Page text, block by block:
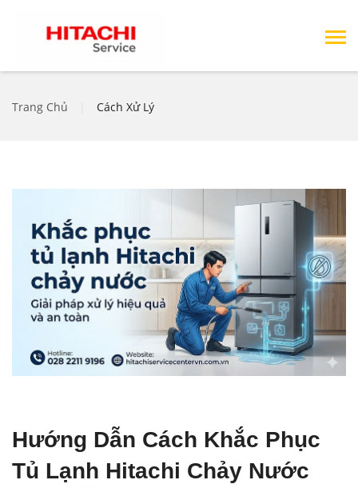
Trang Chủ Cách Xử Lý
Hướng Dẫn Cách Khắc Phục
Tủ Lạnh Hitachi Chảy Nước